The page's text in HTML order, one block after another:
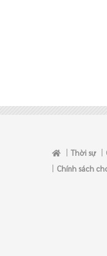
Thời sự
Chính sách